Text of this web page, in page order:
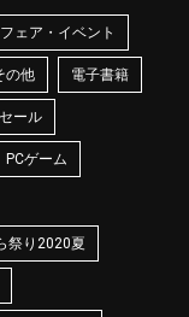
フェア・イベント
の他 電子書籍
ール
PCゲーム
祭り2020夏